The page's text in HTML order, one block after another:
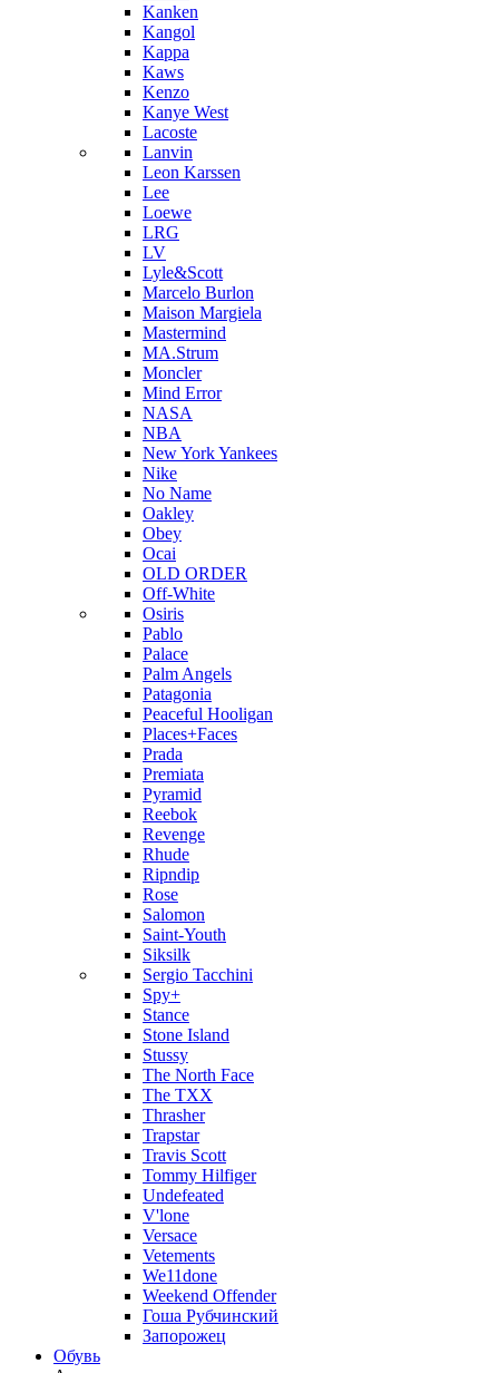
Kanken
Kangol
Kappa
Kaws
Kenzo
Kanye West
Lacoste
Lanvin
Leon Karssen
Lee
Loewe
LRG
LV
Lyle&Scott
Marcelo Burlon
Maison Margiela
Mastermind
MA.Strum
Moncler
Mind Error
NASA
NBA
New York Yankees
Nike
No Name
Oakley
Obey
Ocai
OLD ORDER
Off-White
Osiris
Pablo
Palace
Palm Angels
Patagonia
Peaceful Hooligan
Places+Faces
Prada
Premiata
Pyramid
Reebok
Revenge
Rhude
Ripndip
Rose
Salomon
Saint-Youth
Siksilk
Sergio Tacchini
Spy+
Stance
Stone Island
Stussy
The North Face
The TXX
Thrasher
Trapstar
Travis Scott
Tommy Hilfiger
Undefeated
V'lone
Versace
Vetements
We11done
Weekend Offender
Гоша Рубчинский
Запорожец
Обувь